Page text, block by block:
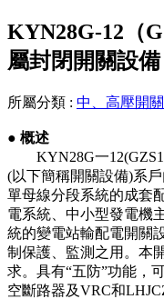
KYN28G-12（
屬封閉開關設備
所屬分類 : 中、高壓開
● 概述
KYN28G一12(GZS1)
(以下簡稱開關設備)系
單母線分段系統的成套
電系統、中小型發電機
統的變電站輸配電開關
制保護、監測之用。本
求。具有“五防”功能，
空斷路器及VRC和